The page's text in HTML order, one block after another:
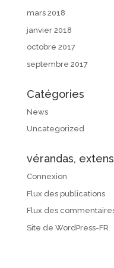
mars 2018
janvier 2018
octobre 2017
septembre 2017
Catégories
News
Uncategorized
vérandas,
Connexion
Flux des publications
Flux des
Site de WordPress-FR